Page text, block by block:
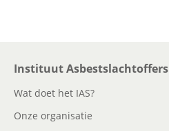
Instituut Asbestslachtoffers
Wat doet het IAS?
Onze organisatie